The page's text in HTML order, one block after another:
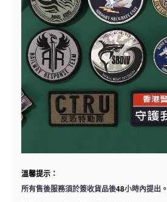
溫馨提示：
所有售後服務須於簽收貨品後48小時內提出。